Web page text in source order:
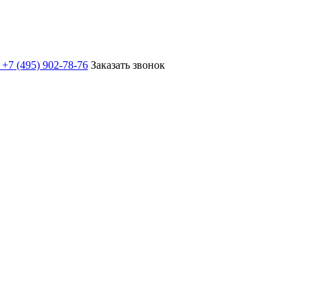
+7 (495) 902-78-76 Заказать звонок